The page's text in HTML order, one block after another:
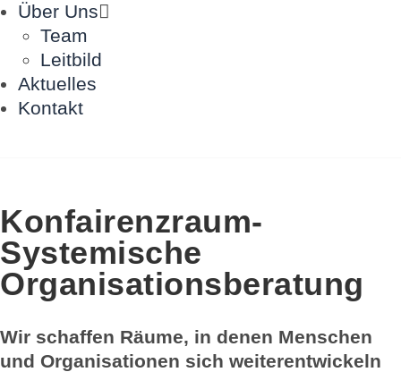
Über Uns
Team
Leitbild
Aktuelles
Kontakt
Konfairenzraum-
Systemische
Organisationsberatung
Wir schaffen Räume, in denen Menschen
und Organisationen sich weiterentwickeln